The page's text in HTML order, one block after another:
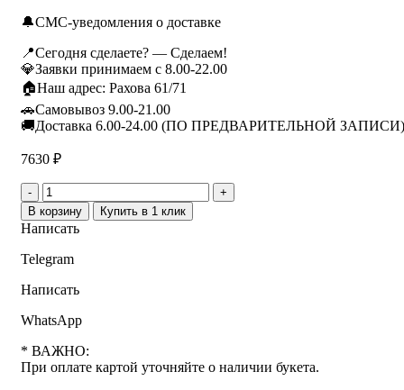
🔔СМС-уведомления о доставке
📍Сегодня сделаете? — Сделаем!
💎Заявки принимаем с 8.00-22.00
🏠Наш адрес: Рахова 61/71
🚗Самовывоз 9.00-21.00
🚚Доставка 6.00-24.00 (ПО ПРЕДВАРИТЕЛЬНОЙ ЗАПИСИ)
7630 ₽
Количество
товара
Комбо-
набор
"51
красная
роза
Мишка
В корзину Купить в 1 клик
Написать
Telegram
Написать
WhatsApp
* ВАЖНО:
При оплате картой уточняйте о наличии букета.